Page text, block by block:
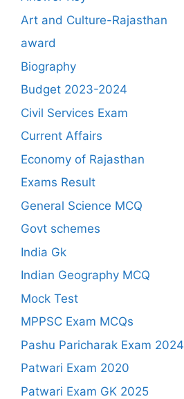
Art and Culture-Rajasthan
award
Biography
Budget 2023-2024
Civil Services Exam
Current Affairs
Economy of Rajasthan
Exams Result
General Science MCQ
Govt schemes
India Gk
Indian Geography MCQ
Mock Test
MPPSC Exam MCQs
Pashu Paricharak Exam 2024
Patwari Exam 2020
Patwari Exam GK 2025